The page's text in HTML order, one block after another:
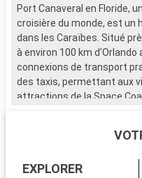
Port Canaveral en Floride,
croisière du monde, est un
dans les Caraïbes. Situé
à environ 100 km
connexions de transport
des taxis, permettant aux
attractions de la Space
Que visiter à Port
d'expériences, des plages
EXPLORER